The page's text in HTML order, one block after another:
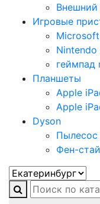
Внешний
Игровые
геймпад
Планшеты
Apple
Apple
Dyson
Пылесос
Фен-